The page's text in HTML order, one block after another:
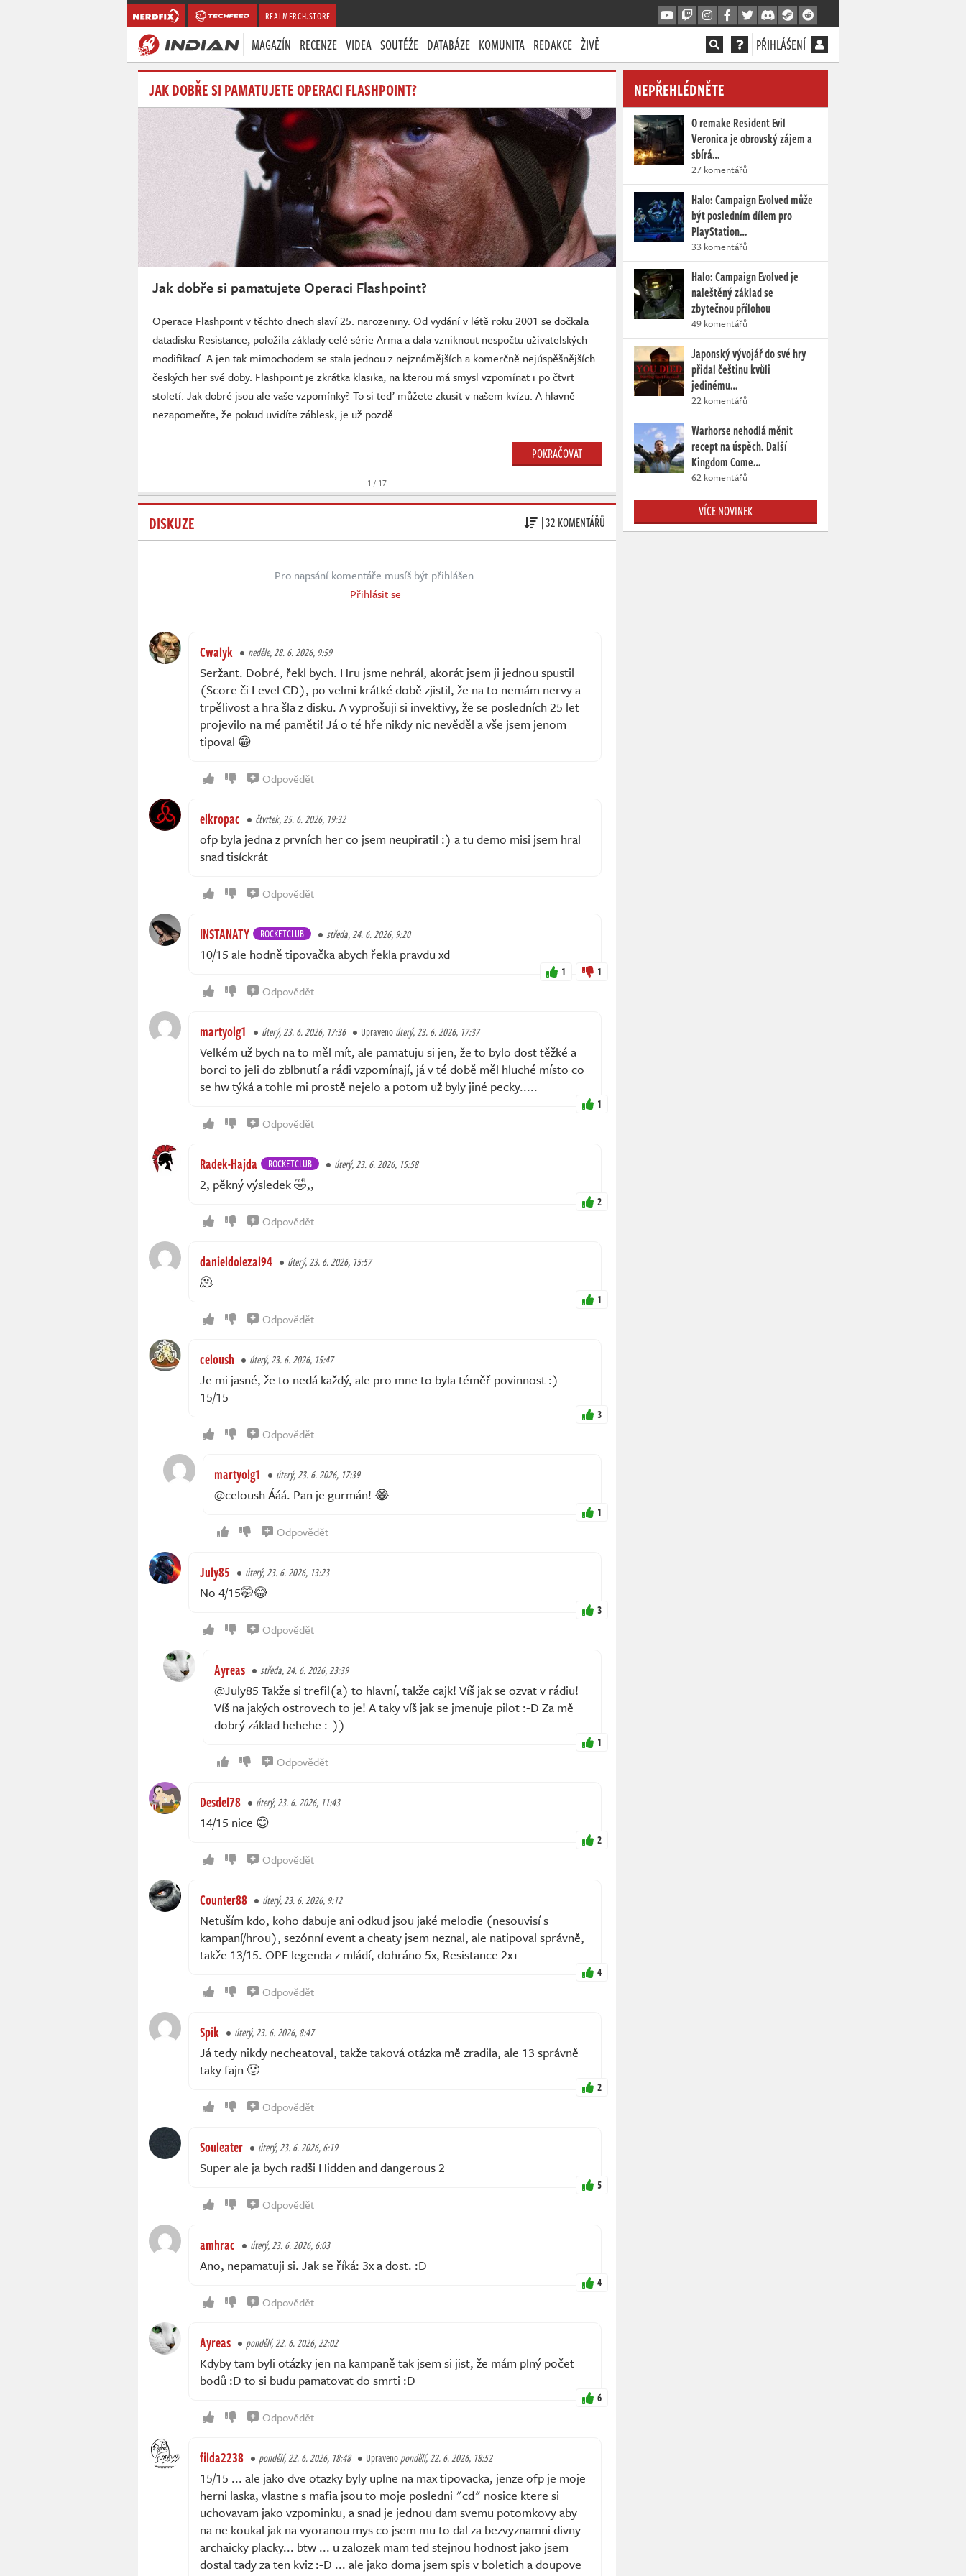
REALMERCH.STORE
MAGAZÍN RECENZE VIDEA SOUTĚŽE DATABÁZE KOMUNITA REDAKCE ŽIVĚ PŘIHLÁŠENÍ
JAK DOBŘE SI PAMATUJETE OPERACI FLASHPOINT?
Jak dobře si pamatujete Operaci Flashpoint?
Operace Flashpoint v těchto dnech slaví 25. narozeniny. Od vydání v létě roku 2001 se dočkala
datadisku Resistance, položila základy celé série Arma a dala vzniknout nespočtu uživatelských
modifikací. A jen tak mimochodem se stala jednou z nejznámějších a komerčně nejúspěšnějších
českých her své doby. Flashpoint je zkrátka klasika, na kterou má smysl vzpomínat i po čtvrt
století. Jak dobré jsou ale vaše vzpomínky? To si teď můžete zkusit v našem kvízu. A hlavně
nezapomeňte, že pokud uvidíte záblesk, je už pozdě.
POKRAČOVAT
1 / 17
DISKUZE | 32 KOMENTÁŘŮ
Pro napsání komentáře musíš být přihlášen.
Přihlásit se
Cwalyk neděle, 28. 6. 2026, 9:59
Seržant. Dobré, řekl bych. Hru jsme nehrál, akorát jsem ji jednou spustil
(Score či Level CD), po velmi krátké době zjistil, že na to nemám nervy a
trpělivost a hra šla z disku. A vyprošuji si invektivy, že se posledních 25 let
projevilo na mé paměti! Já o té hře nikdy nic nevěděl a vše jsem jenom
tipoval 😁
Odpovědět
elkropac čtvrtek, 25. 6. 2026, 19:32
ofp byla jedna z prvních her co jsem neupiratil :) a tu demo misi jsem hral
snad tisíckrát
Odpovědět
INSTANATY ROCKETCLUB středa, 24. 6. 2026, 9:20
10/15 ale hodně tipovačka abych řekla pravdu xd
1 1
Odpovědět
martyolg1 úterý, 23. 6. 2026, 17:36 Upravenoúterý, 23. 6. 2026, 17:37
Velkém už bych na to měl mít, ale pamatuju si jen, že to bylo dost těžké a
borci to jeli do zblbnutí a rádi vzpomínají, já v té době měl hluché místo co
se hw týká a tohle mi prostě nejelo a potom už byly jiné pecky.....
1
Odpovědět
Radek-Hajda ROCKETCLUB úterý, 23. 6. 2026, 15:58
2, pěkný výsledek 🤣,,
2
Odpovědět
danieldolezal94 úterý, 23. 6. 2026, 15:57
🫠
1
Odpovědět
celoush úterý, 23. 6. 2026, 15:47
Je mi jasné, že to nedá každý, ale pro mne to byla téměř povinnost :)
15/15
3
Odpovědět
martyolg1 úterý, 23. 6. 2026, 17:39
@celoush Ááá. Pan je gurmán! 😂
1
Odpovědět
July85 úterý, 23. 6. 2026, 13:23
No 4/15🤭😂
3
Odpovědět
Ayreas středa, 24. 6. 2026, 23:39
@July85 Takže si trefil(a) to hlavní, takže cajk! Víš jak se ozvat v rádiu!
Víš na jakých ostrovech to je! A taky víš jak se jmenuje pilot :-D Za mě
dobrý základ hehehe :-))
1
Odpovědět
Desdel78 úterý, 23. 6. 2026, 11:43
14/15 nice 😊
2
Odpovědět
Counter88 úterý, 23. 6. 2026, 9:12
Netuším kdo, koho dabuje ani odkud jsou jaké melodie (nesouvisí s
kampaní/hrou), sezónní event a cheaty jsem neznal, ale natipoval správně,
takže 13/15. OPF legenda z mládí, dohráno 5x, Resistance 2x+
4
Odpovědět
Spik úterý, 23. 6. 2026, 8:47
Já tedy nikdy necheatoval, takže taková otázka mě zradila, ale 13 správně
taky fajn 🙂
2
Odpovědět
Souleater úterý, 23. 6. 2026, 6:19
Super ale ja bych radši Hidden and dangerous 2
5
Odpovědět
amhrac úterý, 23. 6. 2026, 6:03
Ano, nepamatuji si. Jak se říká: 3x a dost. :D
4
Odpovědět
Ayreas pondělí, 22. 6. 2026, 22:02
Kdyby tam byli otázky jen na kampaně tak jsem si jist, že mám plný počet
bodů :D to si budu pamatovat do smrti :D
6
Odpovědět
filda2238 pondělí, 22. 6. 2026, 18:48 Upravenopondělí, 22. 6. 2026, 18:52
15/15 ... ale jako dve otazky byly uplne na max tipovacka, jenze ofp je moje
herni laska, vlastne s mafia jsou to moje posledni "cd" nosice ktere si
uchovavam jako vzpominku, a snad je jednou dam svemu potomkovy aby
na ne koukal jak na vyoranou mys co jsem mu to dal za bezvyznamni divny
archaicky placky... btw ... u zalozek mam ted stejnou hodnost jako jsem
dostal tady za ten kviz :-D ... ale jako doma jsem spis v boletich a doupove
NEPŘEHLÉDNĚTE
O remake Resident Evil
Veronica je obrovský zájem a
sbírá…
27 komentářů
Halo: Campaign Evolved může
být posledním dílem pro
PlayStation…
33 komentářů
Halo: Campaign Evolved je
naleštěný základ se
zbytečnou přílohou
49 komentářů
Japonský vývojář do své hry
přidal češtinu kvůli
jedinému…
22 komentářů
Warhorse nehodlá měnit
recept na úspěch. Další
Kingdom Come…
62 komentářů
VÍCE NOVINEK